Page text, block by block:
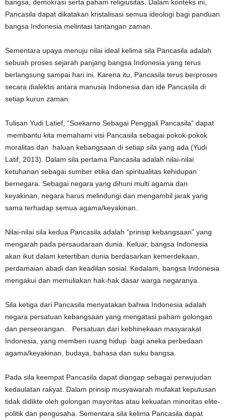
bangsa, demokrasi serta paham religiusitas. Dalam konteks ini,
Pancasila dapat dikatakan kristalisasi semua ideologi bagi panduan
bangsa Indonesia melintasi tantangan zaman.
Sementara upaya menuju nilai ideal kelima sila Pancasila adalah
sebuah proses sejarah panjang bangsa Indonesia yang terus
berlangsung sampai hari ini. Karena itu, Pancasila terus berproses
secara dialektis antara manusia Indonesia dan ide Pancasila di
setiap kurun zaman.
Tulisan Yudi Latief, “Soekarno Sebagai Penggali Pancasila” dapat
membantu kita memahami visi Pancasila sebagai pokok-pokok
moralitas dan haluan kebangsaan di setiap sila yang ada (Yudi
Latif, 2013). Dalam sila pertama Pancasila adalah nilai-nilai
ketuhanan sebagai sumber etika dan spiritualitas kehidupan
bernegara. Sebagai negara yang dihuni multi agama dan
keyakinan, negara harus melindungi dan mengambil jarak yang
sama terhadap semua agama/keyakinan.
Nilai-nilai sila kedua Pancasila adalah “prinsip kebangsaan” yang
mengarah pada persaudaraan dunia. Keluar, bangsa Indonesia
akan ikut dalam ketertiban dunia berdasarkan kemerdekaan,
perdamaian abadi dan keadilan sosial. Kedalam, bangsa Indonesia
mengakui dan memuliakan hak-hak dasar warga negaranya.
Sila ketiga dari Pancasila menyatakan bahwa Indonesia adalah
negara persatuan kebangsaan yang mengatasi paham golongan
dan perseorangan. Persatuan dari kebhinekaan masyarakat
Indonesia, yang memberi ruang hidup bagi aneka perbedaan
agama/keyakinan, budaya, bahasa dan suku bangsa.
Pada sila keempat Pancasila dapat diangap sebagai perwujudan
kedaulatan rakyat. Dalam prinsip musyawarah mufakat keputusan
tidak didikte oleh golongan mayoritas atau kekuatan minoritas elite-
politik dan pengusaha. Sementara sila kelima Pancasila dapat